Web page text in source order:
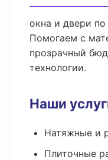
окна и двери
Помогаем с
прозрачный
технологии.
Наши
Натяжные и
Плиточные